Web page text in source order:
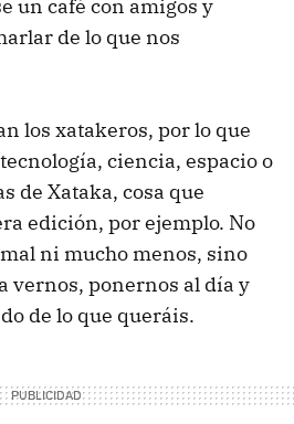
un café con amigos y
de lo que nos
los xatakeros, por lo que
ciencia, espacio o
de Xataka, cosa que
edición, por ejemplo. No
ni mucho menos, sino
vernos, ponernos al día y
de lo que queráis.